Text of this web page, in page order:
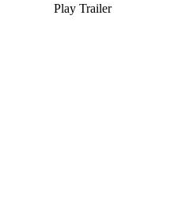
Play Trailer